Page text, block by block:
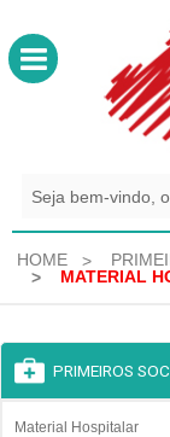
HOME
MATERIAL
PRIMEIROS
Material Hospitalar